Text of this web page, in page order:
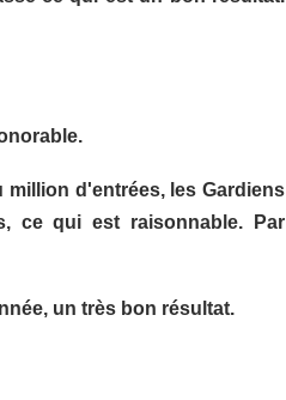
d'entrées, les Gardiens
ce qui est raisonnable. Par
un très bon résultat.